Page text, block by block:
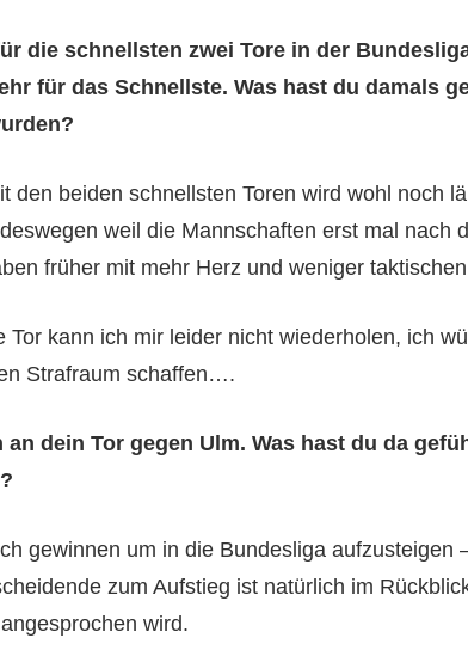
die schnellsten zwei Tore in der
für das Schnellste. Was hast du damals
den beiden schnellsten Toren wird wohl noch
weil die Mannschaften erst mal nach
früher mit mehr Herz und weniger
Tor kann ich mir leider nicht wiederholen, ich
Strafraum schaffen….
an dein Tor gegen Ulm. Was hast du da
gewinnen um in die Bundesliga aufzusteigen
zum Aufstieg ist natürlich im
wird.